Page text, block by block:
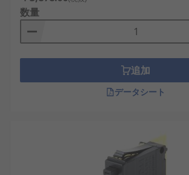
数量
追加
データシート